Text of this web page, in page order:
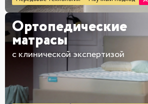
Ортопедические
матрасы
с клинической экспертизой